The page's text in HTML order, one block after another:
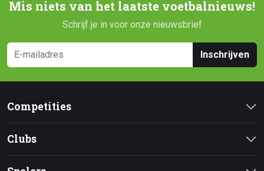
Mis niets van het laatste voetbalnieuws!
Schrijf je in voor onze nieuwsbrief
Inschrijven
Competities
Clubs